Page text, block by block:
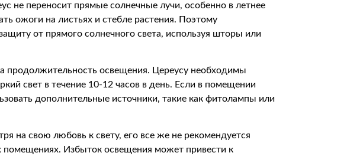
не переносит прямые солнечные лучи, особенно в летнее
ожоги на листьях и стебле растения. Поэтому
от прямого солнечного света, используя шторы или
продолжительность освещения. Цереусу необходимы
свет в течение 10-12 часов в день. Если в помещении
дополнительные источники, такие как фитолампы или
на свою любовь к свету, его все же не рекомендуется
помещениях. Избыток освещения может привести к